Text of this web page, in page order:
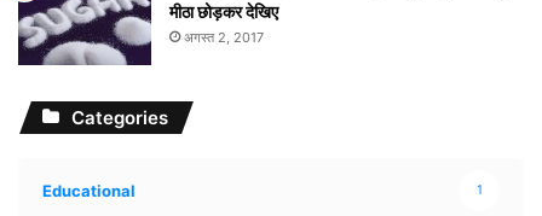
मीठा छोड़कर देखिए
अगस्त 2, 2017
Categories
Educational 1